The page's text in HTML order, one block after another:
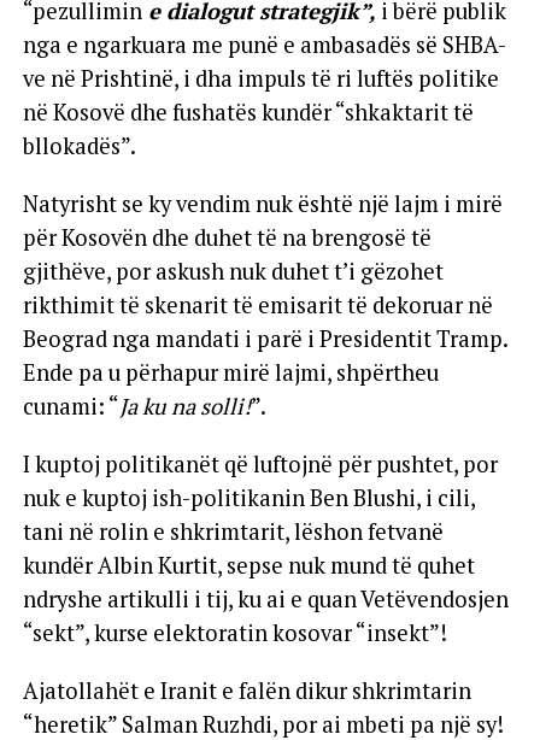
“pezullimin e dialogut strategjik”, i bërë publik
nga e ngarkuara me punë e ambasadës së SHBA-
ve në Prishtinë, i dha impuls të ri luftës politike
në Kosovë dhe fushatës kundër “shkaktarit të
bllokadës”.
Natyrisht se ky vendim nuk është një lajm i mirë
për Kosovën dhe duhet të na brengosë të
gjithëve, por askush nuk duhet t’i gëzohet
rikthimit të skenarit të emisarit të dekoruar në
Beograd nga mandati i parë i Presidentit Tramp.
Ende pa u përhapur mirë lajmi, shpërtheu
cunami: “Ja ku na solli!”.
I kuptoj politikanët që luftojnë për pushtet, por
nuk e kuptoj ish-politikanin Ben Blushi, i cili,
tani në rolin e shkrimtarit, lëshon fetvanë
kundër Albin Kurtit, sepse nuk mund të quhet
ndryshe artikulli i tij, ku ai e quan Vetëvendosjen
“sekt”, kurse elektoratin kosovar “insekt”!
Ajatollahët e Iranit e falën dikur shkrimtarin
“heretik” Salman Ruzhdi, por ai mbeti pa një sy!